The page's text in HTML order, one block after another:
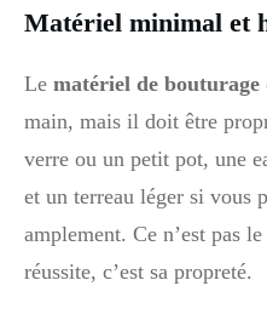
Matériel minimal et
Le matériel de bouturage
main, mais il doit être
verre ou un petit pot, une
et un terreau léger si vous
amplement. Ce n’est pas
réussite, c’est sa propreté.